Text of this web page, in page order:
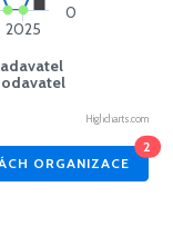
2025
0
Highcharts.com
ORGANIZACE
2